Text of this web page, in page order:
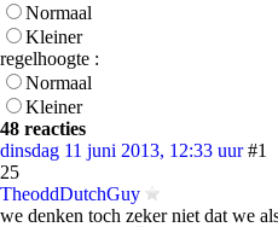
Normaal
Kleiner
regelhoogte :
Normaal
Kleiner
48 reacties
dinsdag 11 juni 2013, 12:33 uur #1
25
TheoddDutchGuy
we denken toch zeker niet dat we